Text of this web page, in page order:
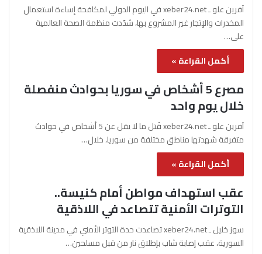
آفرين علو ـ xeber24.net في اليوم الدولي لمكافحة إساءة استعمال
المخدرات والإتجار غير المشروع بها، شدّدت منظمة الصحة العالمية
على…
أكمل القراءة »
مصرع 5 أشخاص في سوريا بحوادث منفصلة
خلال يوم واحد
آفرين علو ـ xeber24.net قُتل ما لا يقل عن 5 أشخاص في حوادث
متفرقة شهدتها مناطق مختلفة من سوريا، خلال…
أكمل القراءة »
عقب استهداف مواطن أمام كنيسة..
التوترات الأمنية تتصاعد في اللاذقية
سوز خليل ـ xeber24.net تصاعدت حدة التوتر الأمني في مدينة اللاذقية
السورية، عقب إصابة شاب بإطلاق نار من قبل مسلحين…